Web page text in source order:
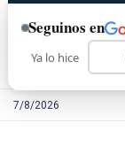
7/8/2026
Seguinos en
Ya lo hice